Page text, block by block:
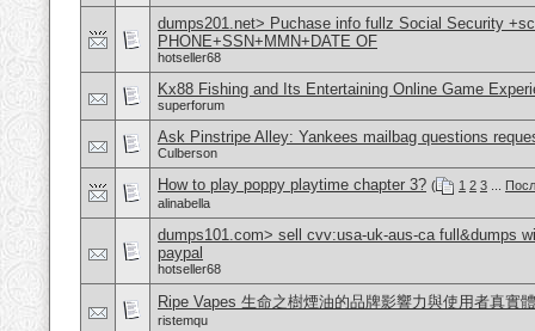
dumps201.net> Puchase info fullz Social Security
PHONE+SSN+MMN+DATE OF
hotseller68
Kx88 Fishing and Its Entertaining Online Game
superforum
Ask Pinstripe Alley: Yankees mailbag questions
Culberson
How to play poppy playtime chapter 3? ( 1 2 3
alinabella
dumps101.com> sell cvv:usa-uk-aus-ca full&dumps
paypal
hotseller68
Ripe Vapes 生命之樹煙油的品牌影響力與使用者真實
ristemqu